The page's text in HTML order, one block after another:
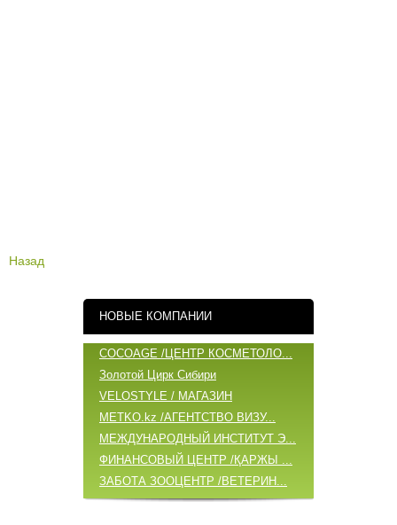
Назад
НОВЫЕ КОМПАНИИ
COCOAGE /ЦЕНТР КОСМЕТОЛО...
Золотой Цирк Сибири
VELOSTYLE / МАГАЗИН
METKO.kz /АГЕНТСТВО ВИЗУ...
МЕЖДУНАРОДНЫЙ ИНСТИТУТ Э...
ФИНАНСОВЫЙ ЦЕНТР /ҚАРЖЫ ...
ЗАБОТА ЗООЦЕНТР /ВЕТЕРИН...